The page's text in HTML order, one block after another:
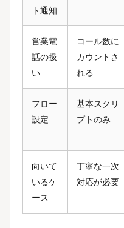
ト通知
営業電
話の扱
い
コール数に
カウントさ
れる
フロー
設定
基本スクリ
プトのみ
向いて
いるケ
ース
丁寧な一次
対応が必要